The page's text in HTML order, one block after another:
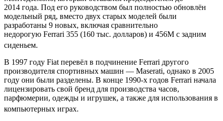
2014 года. Под его руководством был полностью обновлён
модельный ряд, вместо двух старых моделей были
разработаны 9 новых, включая сравнительно
недорогую Ferrari 355 (160 тыс. долларов) и 456M с задним
сиденьем.
В 1997 году Fiat перевёл в подчинение Ferrari другого
производителя спортивных машин — Maserati, однако в 2005
году они были разделены. В конце 1990-х годов Ferrari начала
лицензировать свой бренд для производства часов,
парфюмерии, одежды и игрушек, а также для использования в
компьютерных играх.